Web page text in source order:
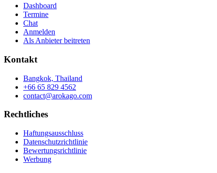
Dashboard
Termine
Chat
Anmelden
Als Anbieter beitreten
Kontakt
Bangkok, Thailand
+66 65 829 4562
contact@arokago.com
Rechtliches
Haftungsausschluss
Datenschutzrichtlinie
Bewertungsrichtlinie
Werbung